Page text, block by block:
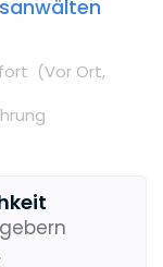
(Vor Ort,